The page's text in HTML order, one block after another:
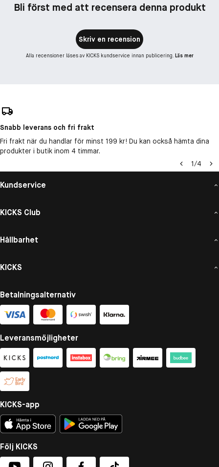
Bli först med att recensera denna produkt
Skriv en recension
Alla recensioner läses av KICKS kundservice innan publicering. Läs mer
Snabb leverans och fri frakt
Fri frakt när du handlar för minst 199 kr! Du kan också hämta dina
produkter i butik inom 4 timmar.
1/4
Kundservice
KICKS Club
Hållbarhet
KICKS
Betalningsalternativ
Leveransmöjligheter
KICKS-app
Följ KICKS